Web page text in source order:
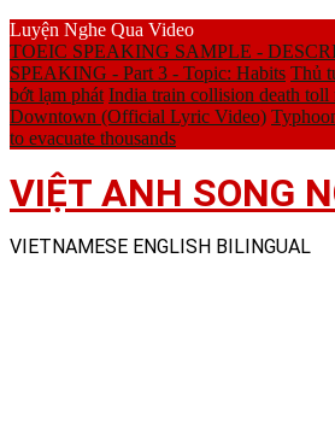
Luyện Nghe Qua Video
TOEIC SPEAKING SAMPLE -
SPEAKING - Part 3 - Topic: Habits Thủ
bớt lạm phát India train collision death toll
Downtown (Official Lyric Video)
to evacuate thousands
VIỆT ANH SONG
VIETNAMESE ENGLISH BILINGUAL